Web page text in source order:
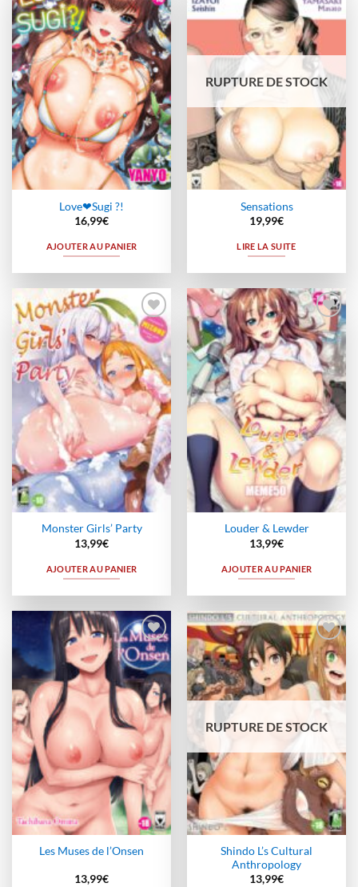
Ajouter
à la
wishlist
Love❤Sugi ?!
16,99€
AJOUTER AU PANIER
Ajouter
à la
wishlist
RUPTURE DE STOCK
Sensations
19,99€
LIRE LA SUITE
Ajouter
à la
wishlist
Monster Girls’ Party
13,99€
AJOUTER AU PANIER
Ajouter
à la
wishlist
Louder & Lewder
13,99€
AJOUTER AU PANIER
Ajouter
à la
wishlist
Les Muses de l’Onsen
13,99€
Ajouter
à la
wishlist
RUPTURE DE STOCK
Shindo L’s Cultural
Anthropology
13,99€